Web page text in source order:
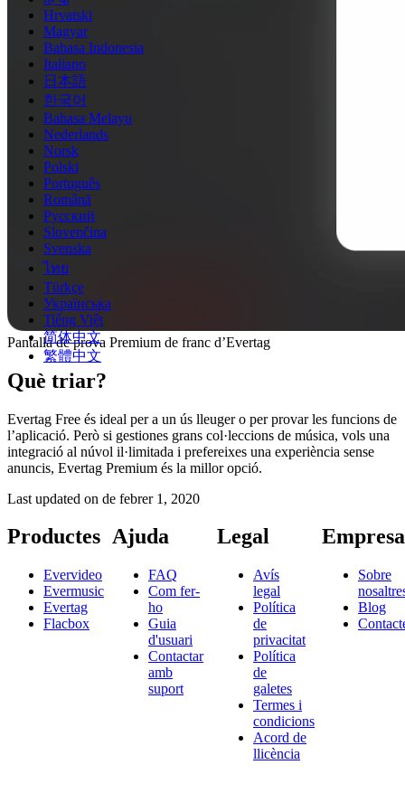
Hrvatski
Magyar
Bahasa Indonesia
Italiano
日本語
한국어
Bahasa Melayu
Nederlands
Norsk
Polski
Português
Română
Русский
Slovenčina
Svenska
ไทย
Türkçe
Українська
Tiếng Việt
简体中文
繁體中文
Pantalla de prova Premium de franc d’Evertag
Què triar?
Evertag Free és ideal per a un ús lleuger o per provar les funcions de
l’aplicació. Però si gestiones grans col·leccions de música, vols una
integració al núvol il·limitada i prefereixes una experiència sense
anuncis, Evertag Premium és la millor opció.
Last updated on de febrer 1, 2020
Productes
Evervideo
Evermusic
Evertag
Flacbox
Ajuda
FAQ
Com fer-
ho
Guia
d'usuari
Contactar
amb
suport
Legal
Avís
legal
Política
de
privacitat
Política
de
galetes
Termes i
condicions
Acord de
llicència
Empresa
Sobre
Blog